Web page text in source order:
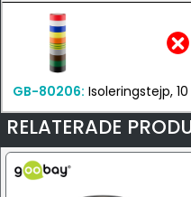
GB-80206: Isoleringstejp,
RELATERADE